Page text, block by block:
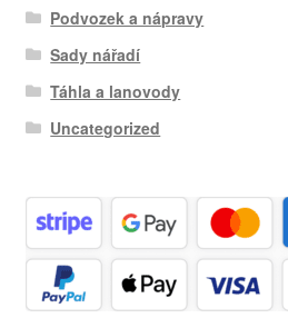
Podvozek a nápravy
Sady nářadí
Táhla a lanovody
Uncategorized